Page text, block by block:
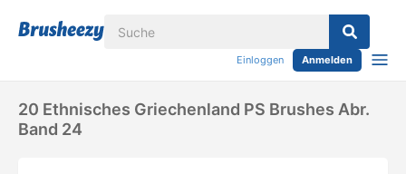
Einloggen Anmelden
20 Ethnisches Griechenland PS Brushes Abr.
Band 24